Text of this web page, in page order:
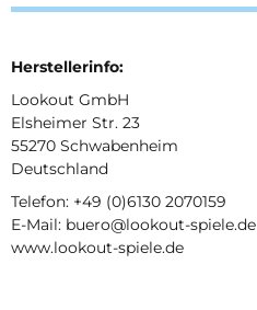
Herstellerinfo:
Lookout GmbH
Elsheimer Str. 23
55270 Schwabenheim
Deutschland
Telefon: +49 (0)6130 2070159
E-Mail: buero@lookout-spiele.de
www.lookout-spiele.de